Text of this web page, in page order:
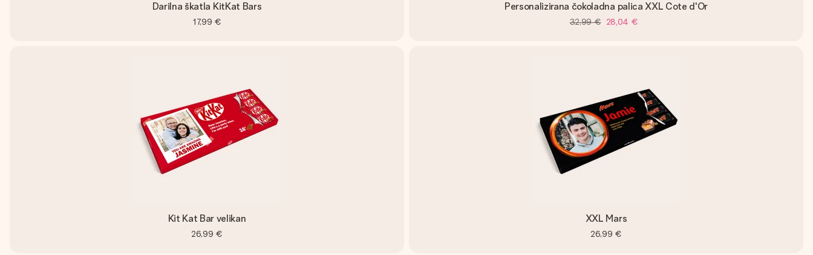
Darilna škatla KitKat Bars
17,99 €
Personalizirana čokoladna palica XXL Cote d'Or
32,99 € 28,04 €
Kit Kat Bar velikan
26,99 €
XXL Mars
26,99 €